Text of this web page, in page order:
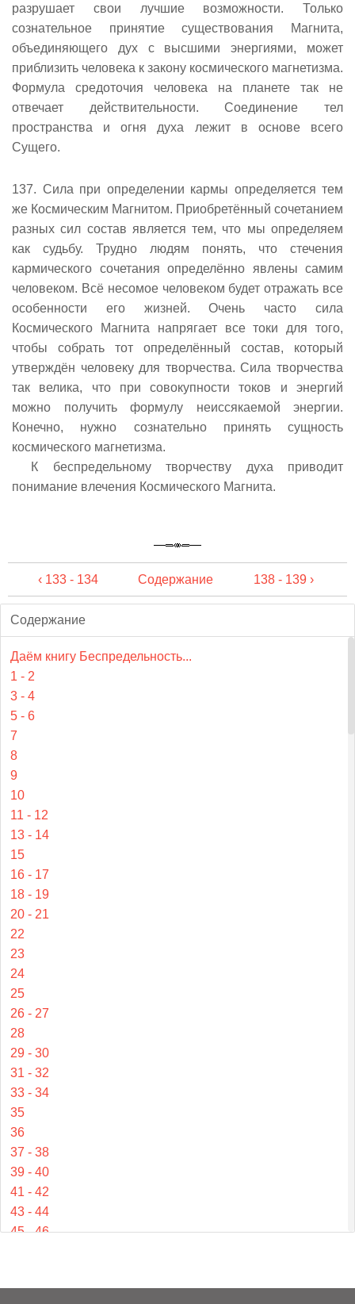
разрушает свои лучшие возможности. Только
сознательное принятие существования Магнита,
объединяющего дух с высшими энергиями, может
приблизить человека к закону космического магнетизма.
Формула средоточия человека на планете так не
отвечает действительности. Соединение тел
пространства и огня духа лежит в основе всего
Сущего.
137. Сила при определении кармы определяется тем
же Космическим Магнитом. Приобретённый сочетанием
разных сил состав является тем, что мы определяем
как судьбу. Трудно людям понять, что стечения
кармического сочетания определённо явлены самим
человеком. Всё несомое человеком будет отражать все
особенности его жизней. Очень часто сила
Космического Магнита напрягает все токи для того,
чтобы собрать тот определённый состав, который
утверждён человеку для творчества. Сила творчества
так велика, что при совокупности токов и энергий
можно получить формулу неиссякаемой энергии.
Конечно, нужно сознательно принять сущность
космического магнетизма.
К беспредельному творчеству духа приводит
понимание влечения Космического Магнита.
‹ 133 - 134 Содержание 138 - 139 ›
Содержание
Даём книгу Беспредельность...
1 - 2
3 - 4
5 - 6
7
8
9
10
11 - 12
13 - 14
15
16 - 17
18 - 19
20 - 21
22
23
24
25
26 - 27
28
29 - 30
31 - 32
33 - 34
35
36
37 - 38
39 - 40
41 - 42
43 - 44
45 - 46
51 - 52